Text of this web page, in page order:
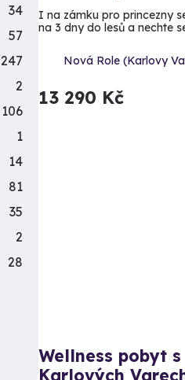
I na zámku pro princezny
na 3 dny do lesů a nechte
Nová Role (Karlovy
13 290 Kč
Wellness pobyt
Karlových
34
57
247
2
106
1
14
81
35
2
28